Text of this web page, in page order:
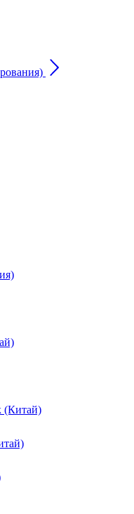
(Китай)